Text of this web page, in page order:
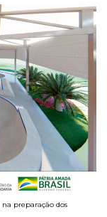
preparação dos